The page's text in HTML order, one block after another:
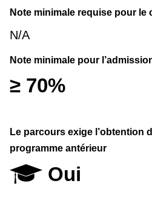
Note minimale requise pour le
N/A
Note minimale pour
≥ 70%
Le parcours exige l’obtention
programme antérieur
Oui